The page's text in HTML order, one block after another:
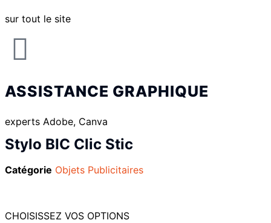
sur tout le site
ASSISTANCE GRAPHIQUE
experts Adobe, Canva
Stylo BIC Clic Stic
Catégorie Objets Publicitaires
CHOISISSEZ VOS OPTIONS